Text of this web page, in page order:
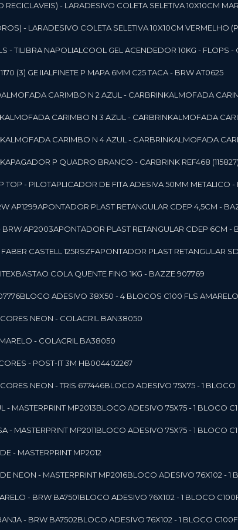
RECICLAVEIS) - LAR ADESIVO COLETA SELETIVA 10X10CM
- LAR ADESIVO COLETA SELETIVA 10X10CM VERMELHO
- TILIBRA NAPOLI ALCOOL GEL ACENDEDOR 10KG - FLOPS -
(3) GE II ALFINETE P MAPA 6MM C25 TACA - BRW AT0625
ALMOFADA CARIMBO N 2 AZUL - CARBRINK ALMOFADA
ALMOFADA CARIMBO N 3 AZUL - CARBRINK ALMOFADA
ALMOFADA CARIMBO N 4 AZUL - CARBRINK ALMOFADA
APAGADOR P QUADRO BRANCO - CARBRINK REF468 (115827)
TOP - PILOT APLICADOR DE FITA ADESIVA 50MM METALICO
AP1299 APONTADOR PLAST RETANGULAR CDEP 4,5CM -
BRW AP2003 APONTADOR PLAST RETANGULAR CDEP 6CM -
CASTELL 125RSZF APONTADOR PLAST RETANGULAR
BASTAO COLA QUENTE FINO 1KG - BAZZE 907769
BLOCO ADESIVO 38X50 - 4 BLOCOS C100 FLS
NEON - COLACRIL BAN38050
- COLACRIL BA38050
- POST-IT 3M HB004402267
NEON - TRIS 677446 BLOCO ADESIVO 75X75 - 1
- MASTERPRINT MP2013 BLOCO ADESIVO 75X75 - 1 BLOCO
- MASTERPRINT MP2011 BLOCO ADESIVO 75X75 - 1 BLOCO
- MASTERPRINT MP2012
NEON - MASTERPRINT MP2016 BLOCO ADESIVO 76X102 -
- BRW BA7501 BLOCO ADESIVO 76X102 - 1 BLOCO
- BRW BA7502 BLOCO ADESIVO 76X102 - 1 BLOCO